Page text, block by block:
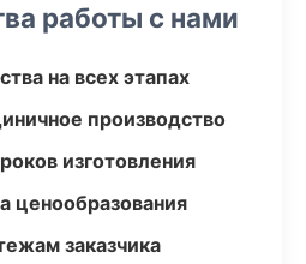
работы с нами
на всех этапах
производство
изготовления
ценообразования
заказчика